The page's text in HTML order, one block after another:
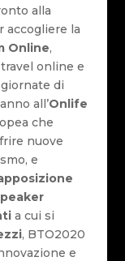
alla
accogliere la
Online,
online e
di
all’Onlife
che
nuove
e
a cui si
, BTO2020
e